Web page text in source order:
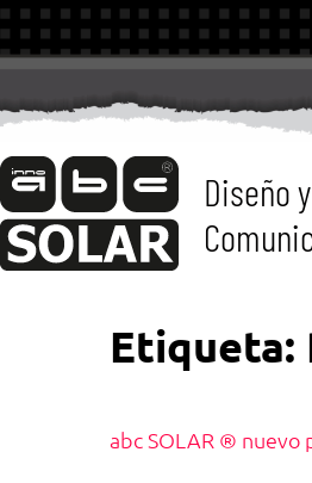
Diseño y
Etiqueta:
abc SOLAR ® nuevo